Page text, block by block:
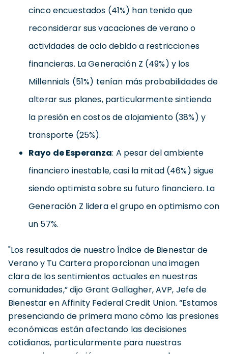
cinco encuestados (41%) han tenido que
reconsiderar sus vacaciones de verano o
actividades de ocio debido a restricciones
financieras. La Generación Z (49%) y los
Millennials (51%) tenían más probabilidades de
alterar sus planes, particularmente sintiendo
la presión en costos de alojamiento (38%) y
transporte (25%).
Rayo de Esperanza: A pesar del ambiente
financiero inestable, casi la mitad (46%) sigue
siendo optimista sobre su futuro financiero. La
Generación Z lidera el grupo en optimismo con
un 57%.
"Los resultados de nuestro Índice de Bienestar de
Verano y Tu Cartera proporcionan una imagen
clara de los sentimientos actuales en nuestras
comunidades,” dijo Grant Gallagher, AVP, Jefe de
Bienestar en Affinity Federal Credit Union. “Estamos
presenciando de primera mano cómo las presiones
económicas están afectando las decisiones
cotidianas, particularmente para nuestras